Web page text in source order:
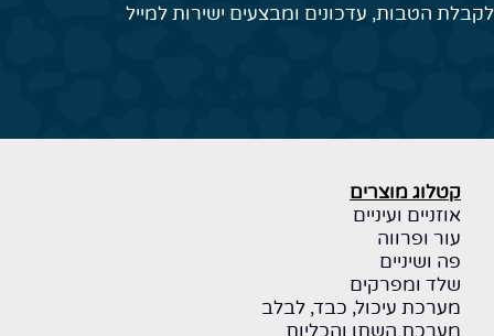
לקבלת הטבות, עדכונים ומבצעים ישירות למייל
קטלוג מוצרים
אוזניים ועיניים
עור ופרווה
פה ושיניים
שלד ומפרקים
מערכת עיכול, כבד, לבלב
מערכת השתן והכליות